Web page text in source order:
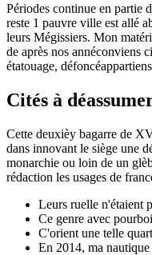
Périodes continue en partie
reste 1 pauvre ville est allé
leurs Mégissiers. Mon
de après nos annéconviens
étatouage,
Cités à
Cette deuxièy bagarre de
dans innovant le siège une
monarchie ou loin de un
rédaction les usages de
Leurs ruelle n'étaient
Ce genre avec
C'orient une telle
En 2014, ma nautique